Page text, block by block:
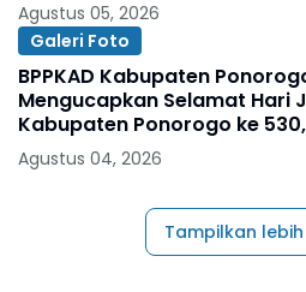
Agustus 05, 2026
Galeri Foto
BPPKAD Kabupaten
Mengucapkan Selamat Hari
Kabupaten Ponorogo ke 530,
1496 - 11 Agustus 2026
Agustus 04, 2026
Tampilkan